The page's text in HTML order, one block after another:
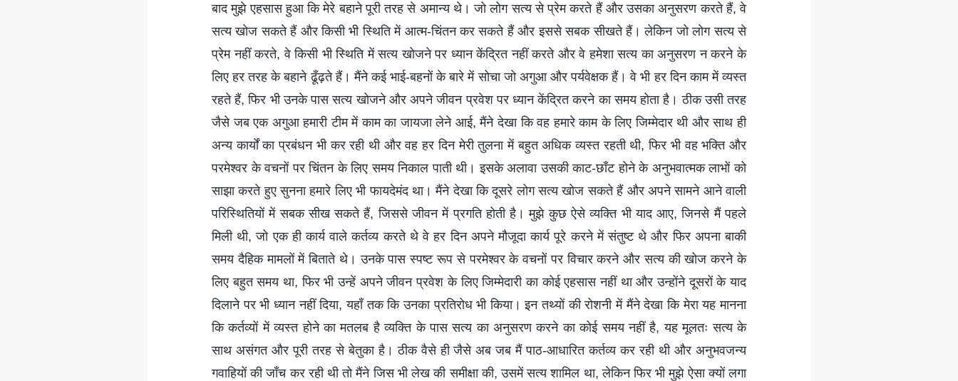
बाद मुझे एहसास हुआ कि मेरे बहाने पूरी तरह से अमान्य थे। जो लोग सत्य से प्रेम करते हैं और उसका अनुसरण करते हैं, वे
सत्य खोज सकते हैं और किसी भी स्थिति में आत्म-चिंतन कर सकते हैं और इससे सबक सीखते हैं। लेकिन जो लोग सत्य से
प्रेम नहीं करते, वे किसी भी स्थिति में सत्य खोजने पर ध्यान केंद्रित नहीं करते और वे हमेशा सत्य का अनुसरण न करने के
लिए हर तरह के बहाने ढूँढ़ते हैं। मैंने कई भाई-बहनों के बारे में सोचा जो अगुआ और पर्यवेक्षक हैं। वे भी हर दिन काम में व्यस्त
रहते हैं, फिर भी उनके पास सत्य खोजने और अपने जीवन प्रवेश पर ध्यान केंद्रित करने का समय होता है। ठीक उसी तरह
जैसे जब एक अगुआ हमारी टीम में काम का जायजा लेने आई, मैंने देखा कि वह हमारे काम के लिए जिम्मेदार थी और साथ ही
अन्य कार्यों का प्रबंधन भी कर रही थी और वह हर दिन मेरी तुलना में बहुत अधिक व्यस्त रहती थी, फिर भी वह भक्ति और
परमेश्वर के वचनों पर चिंतन के लिए समय निकाल पाती थी। इसके अलावा उसकी काट-छाँट होने के अनुभवात्मक लाभों को
साझा करते हुए सुनना हमारे लिए भी फायदेमंद था। मैंने देखा कि दूसरे लोग सत्य खोज सकते हैं और अपने सामने आने वाली
परिस्थितियों में सबक सीख सकते हैं, जिससे जीवन में प्रगति होती है। मुझे कुछ ऐसे व्यक्ति भी याद आए, जिनसे मैं पहले
मिली थी, जो एक ही कार्य वाले कर्तव्य करते थे वे हर दिन अपने मौजूदा कार्य पूरे करने में संतुष्ट थे और फिर अपना बाकी
समय दैहिक मामलों में बिताते थे। उनके पास स्पष्ट रूप से परमेश्वर के वचनों पर विचार करने और सत्य की खोज करने के
लिए बहुत समय था, फिर भी उन्हें अपने जीवन प्रवेश के लिए जिम्मेदारी का कोई एहसास नहीं था और उन्होंने दूसरों के याद
दिलाने पर भी ध्यान नहीं दिया, यहाँ तक कि उनका प्रतिरोध भी किया। इन तथ्यों की रोशनी में मैंने देखा कि मेरा यह मानना
कि कर्तव्यों में व्यस्त होने का मतलब है व्यक्ति के पास सत्य का अनुसरण करने का कोई समय नहीं है, यह मूलतः सत्य के
साथ असंगत और पूरी तरह से बेतुका है। ठीक वैसे ही जैसे अब जब मैं पाठ-आधारित कर्तव्य कर रही थी और अनुभवजन्य
गवाहियों की जाँच कर रही थी तो मैंने जिस भी लेख की समीक्षा की, उसमें सत्य शामिल था, लेकिन फिर भी मुझे ऐसा क्यों लगा